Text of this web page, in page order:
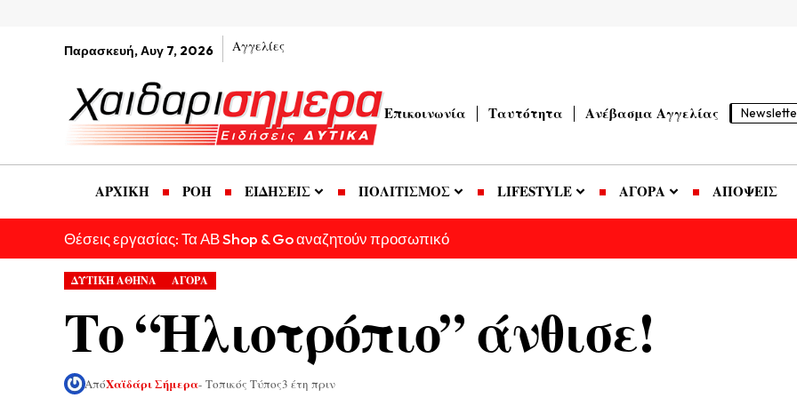
Παρασκευή, Αυγ 7, 2026 Αγγελίες
Επικοινωνία Ταυτότητα Ανέβασμα Αγγελίας
ΑΡΧΙΚΗ ΡΟΗ ΕΙΔΗΣΕΙΣ ΠΟΛΙΤΙΣΜΟΣ LIFESTYLE ΑΓΟΡΑ ΑΠΟΨΕΙΣ
Θέσεις εργασίας: Τα ΑΒ Shop & Go αναζητούν προσωπικό
ΔΥΤΙΚΗ ΑΘΗΝΑ ΑΓΟΡΑ
Το “Ηλιοτρόπιο” άνθισε!
ΑπόΧαϊδάρι Σήμερα- Τοπικός Τύπος3 έτη πριν